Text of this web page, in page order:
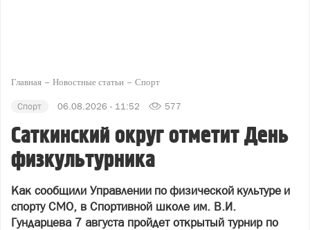
Главная Новостные статьи Спорт
Спорт 06.08.2026 - 11:52 577
Саткинский округ отметит День
физкультурника
Как сообщили Управлении по физической культуре и
спорту СМО, в Спортивной школе им. В.И.
Гундарцева 7 августа пройдет открытый турнир по